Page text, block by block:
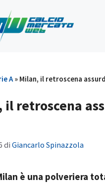
A» Milan, il retroscena
il retroscena
di Giancarlo Spinazzola
è una polveriera